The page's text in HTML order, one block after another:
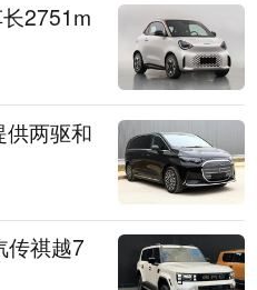
2751m
两驱和
传祺越7